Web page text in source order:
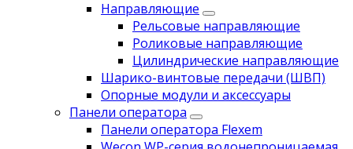
Направляющие
Рельсовые направляющие
Роликовые направляющие
Цилиндрические направляющие
Шарико-винтовые передачи (ШВП)
Опорные модули и аксессуары
Панели оператора
Панели оператора Flexem